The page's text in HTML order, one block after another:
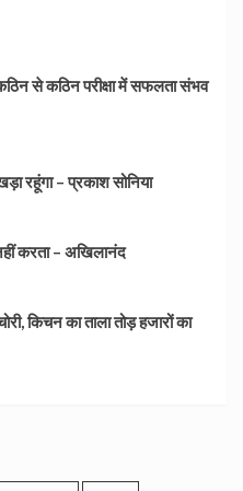
से कठिन परीक्षा में सफलता संभव
रहूंगा – प्रकाश सोनिया
करता – अखिलानंद
किचन का ताला तोड़ हजारों का